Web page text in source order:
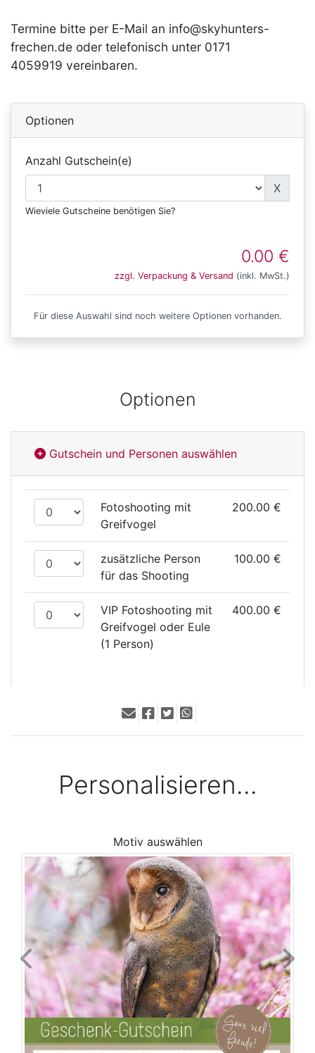
Termine bitte per E-Mail an info@skyhunters-
frechen.de oder telefonisch unter 0171
4059919 vereinbaren.
Optionen
Anzahl Gutschein(e)
X
Wieviele Gutscheine benötigen Sie?
0.00 €
zzgl. Verpackung & Versand (inkl. MwSt.)
Für diese Auswahl sind noch weitere Optionen vorhanden.
Optionen
Gutschein und Personen auswählen
Fotoshooting mit
Greifvogel
200.00 €
zusätzliche Person
für das Shooting
100.00 €
VIP Fotoshooting mit
Greifvogel oder Eule
(1 Person)
400.00 €
Personalisieren...
Motiv auswählen
Previous Next